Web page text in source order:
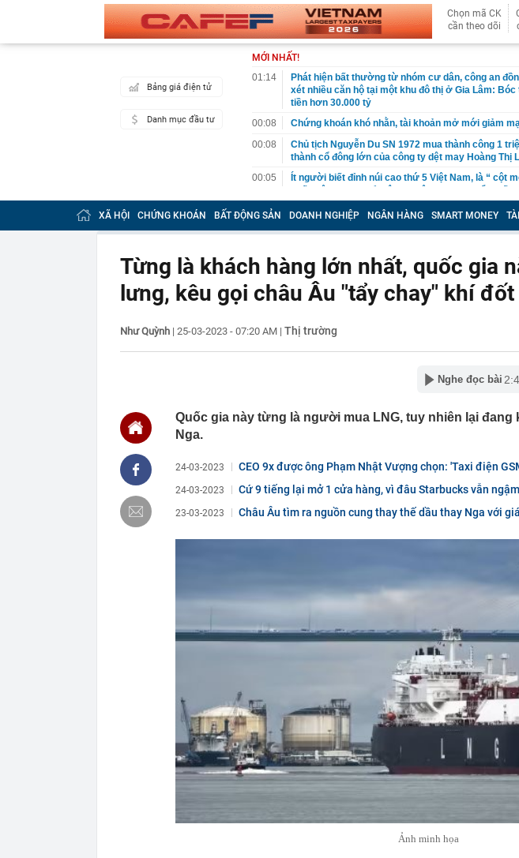
Chọn mã CK
cần theo dõi
Bảng giá điện tử
Danh mục đầu tư
MỚI NHẤT!
01:14
Phát hiện bất thường từ nhóm cư dân, công an
xét nhiều căn hộ tại một khu đô thị ở Gia Lâm:
tiền hơn 30.000 tỷ
00:08
Chứng khoán khó nhằn, tài khoản mở mới giảm
00:08
Chủ tịch Nguyễn Du SN 1972 mua thành công 1
thành cổ đông lớn của công ty dệt may Hoàng Thị
00:05
Ít người biết đỉnh núi cao thứ 5 Việt Nam, là “ cột
trekking
Việt Nam có 1 hệ thống y khoa tư nhân sở hữu 14
giường bệnh, vừa được vinh danh "Hệ thống Y
00:05
56 mã chứng khoán bị HoSE cắt margin trong
00:03
Một doanh nghiệp Việt thu hơn 1 tỷ USD ở nước
năm 2026, lợi nhuận tăng hơn 120%
Chứng khoán Vietcap dự phóng VN-Index có thể
ngay trong tháng 8
Nắm trong tay Điện Máy Xanh, Bách Hóa Xanh, An
00:01
Khám xét ngôi nhà cổ, phát hiện 'kho báu' gồm
vượt Hàn Quốc và Nga, gấp gần 6 lần Ấn Độ
23:01
Người bán trái cây tiết lộ: Khách thường chọn
biết bí quyết
22:31
Giá vàng vượt 4.300 USD/ounce, chuyên gia dự
Một doanh nghiệp dầu khí đem hơn 42.200 tỷ
Lời khuyên cho những người không rút điện ấm
XÃ HỘI CHỨNG KHOÁN BẤT ĐỘNG SẢN DOANH NGHIỆP NGÂN HÀNG SMART MONEY
Từng là khách hàng lớn nhất, quốc gia
lưng, kêu gọi châu Âu "tẩy chay" khí đốt
Như Quỳnh | 25-03-2023 - 07:20 AM | Thị trường
Nghe đọc bài
Quốc gia này từng là người mua LNG, tuy nhiên lại
Nga.
24-03-2023 CEO 9x được ông Phạm Nhật Vượng chọn: 'Taxi điện
24-03-2023
Cứ 9 tiếng lại mở 1 cửa hàng, vì đâu Starbucks vẫn
23-03-2023 Châu Âu tìm ra nguồn cung thay thế dầu thay Nga với
Ảnh minh họa